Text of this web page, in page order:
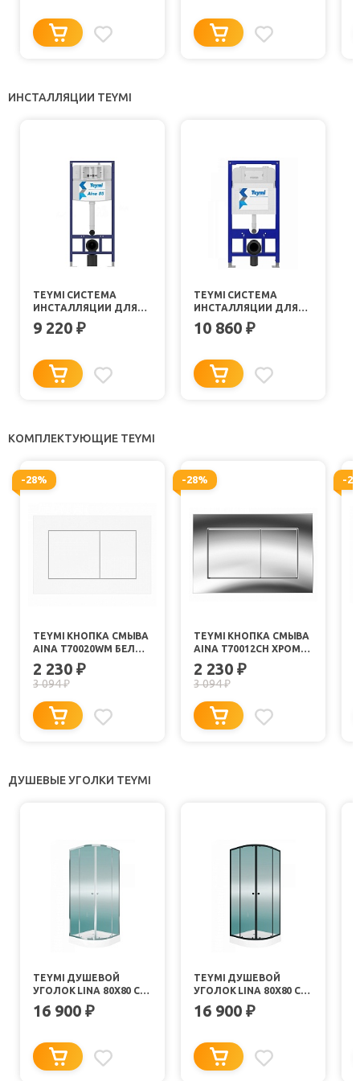
ИНСТАЛЛЯЦИИ TEYMI
TEYMI СИСТЕМА
ИНСТАЛЛЯЦИИ ДЛЯ
УНИТАЗОВ AINA
1220067
9 220 ₽
TEYMI СИСТЕМА
ИНСТАЛЛЯЦИИ ДЛЯ
УНИТАЗОВ AINA T70011
10 860 ₽
КОМПЛЕКТУЮЩИЕ TEYMI
-28%
TEYMI КНОПКА СМЫВА
AINA T70020WM БЕЛЫЙ
МАТОВЫЙ
2 230 ₽
3 094₽
-28%
TEYMI КНОПКА СМЫВА
AINA T70012CH ХРОМ
ГЛЯНЕЦ
2 230 ₽
3 094₽
-
ДУШЕВЫЕ УГОЛКИ TEYMI
TEYMI ДУШЕВОЙ
УГОЛОК LINA 80Х80 С
ПОДДОНОМ T00501
16 900 ₽
TEYMI ДУШЕВОЙ
УГОЛОК LINA 80Х80 С
ПОДДОНОМ T00502
16 900 ₽